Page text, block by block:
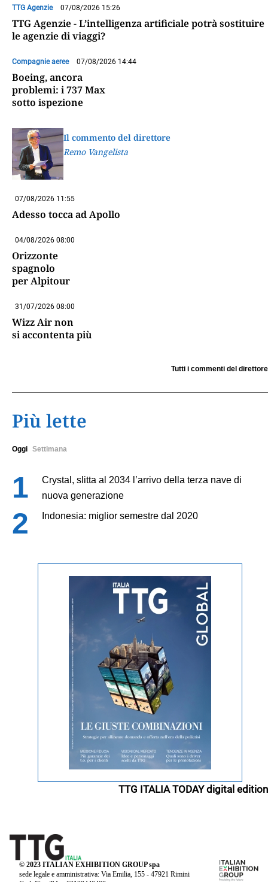
TTG Agenzie 07/08/2026 15:26
TTG Agenzie - L’intelligenza artificiale potrà sostituire
le agenzie di viaggi?
Compagnie aeree 07/08/2026 14:44
Boeing, ancora
problemi: i 737 Max
sotto ispezione
Il commento del direttore
Remo Vangelista
07/08/2026 11:55
Adesso tocca ad Apollo
04/08/2026 08:00
Orizzonte
spagnolo
per Alpitour
31/07/2026 08:00
Wizz Air non
si accontenta più
Tutti i commenti del direttore
Più lette
Oggi Settimana
Crystal, slitta al 2034 l’arrivo della terza nave di
nuova generazione
Indonesia: miglior semestre dal 2020
TTG ITALIA TODAY digital edition
© 2023 ITALIAN EXHIBITION GROUP spa
sede legale e amministrativa: Via Emilia, 155 - 47921 Rimini